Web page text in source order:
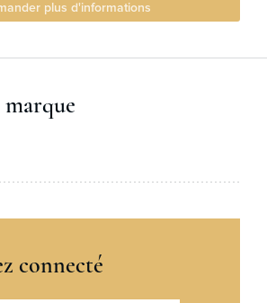
plus d'informations
connecté